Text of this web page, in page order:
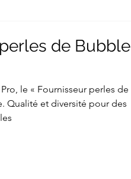
de Bubble
le « Fournisseur perles de
Qualité et diversité pour des